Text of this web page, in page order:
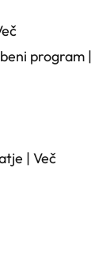
program |
| Več